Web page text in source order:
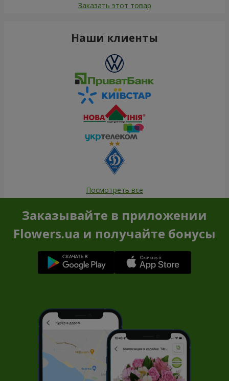
Заказать этот товар
Наши клиенты
Посмотреть все
Заказывайте в приложении
Flowers.ua и получайте бонусы